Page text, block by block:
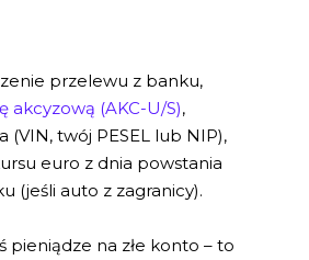
przelewu z banku,
akcyzową (AKC-U/S),
(VIN, twój PESEL lub NIP),
euro z dnia powstania
(jeśli auto z zagranicy).
pieniądze na złe konto – to